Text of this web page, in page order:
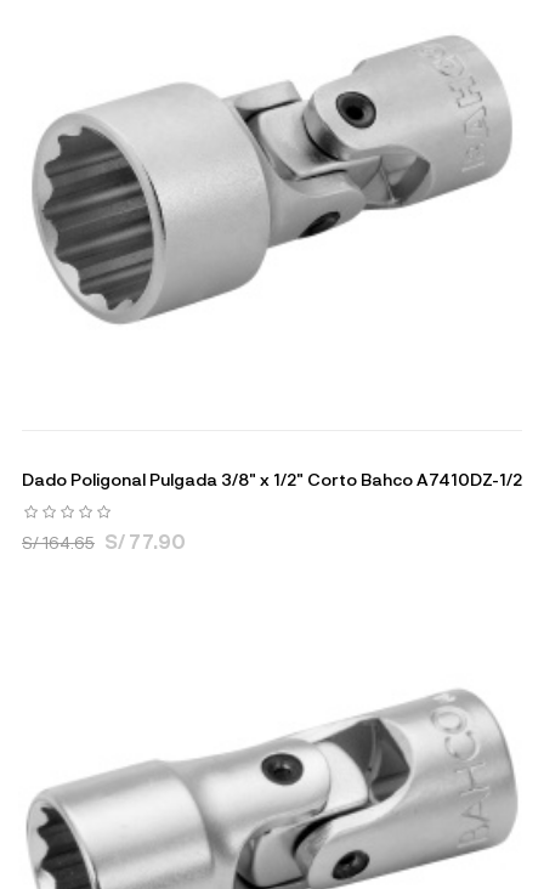
Dado Poligonal Pulgada 3/8" x 1/2" Corto Bahco A7410DZ-1/2
S/ 164.65 S/ 77.90